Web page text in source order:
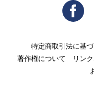
特定商取引法に基
著作権について
リン